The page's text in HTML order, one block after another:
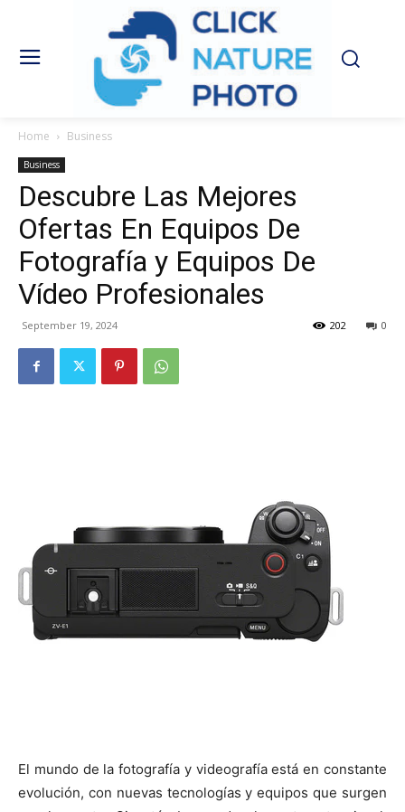
Home Business
Business
Descubre Las Mejores
Ofertas En Equipos De
Fotografía y Equipos De
Vídeo Profesionales
September 19, 2024 0
202
El mundo de la fotografía y videografía está en constante
evolución, con nuevas tecnologías y equipos que surgen